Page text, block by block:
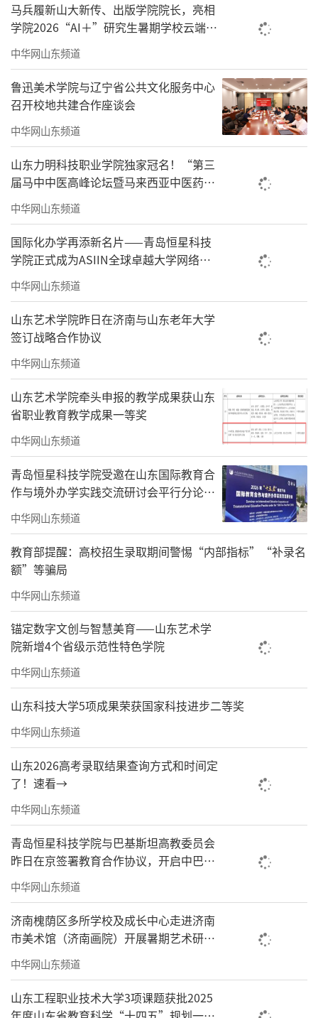
马兵履新山大新传、出版学院院长，亮相
学院2026“AI＋”研究生暑期学校云端开
班仪式
中华网山东频道
鲁迅美术学院与辽宁省公共文化服务中心
召开校地共建合作座谈会
中华网山东频道
山东力明科技职业学院独家冠名！“第三
届马中中医高峰论坛暨马来西亚中医药国
际大会”将于7月28日启幕
中华网山东频道
国际化办学再添新名片——青岛恒星科技
学院正式成为ASIIN全球卓越大学网络
（AGUNE）成员
中华网山东频道
山东艺术学院昨日在济南与山东老年大学
签订战略合作协议
中华网山东频道
山东艺术学院牵头申报的教学成果获山东
省职业教育教学成果一等奖
中华网山东频道
青岛恒星科技学院受邀在山东国际教育合
作与境外办学实践交流研讨会平行分论坛
上作典型案例分享
中华网山东频道
教育部提醒：高校招生录取期间警惕“内部指标”“补录名
额”等骗局
中华网山东频道
锚定数字文创与智慧美育——山东艺术学
院新增4个省级示范性特色学院
中华网山东频道
山东科技大学5项成果荣获国家科技进步二等奖
中华网山东频道
山东2026高考录取结果查询方式和时间定
了！速看→
中华网山东频道
青岛恒星科技学院与巴基斯坦高教委员会
昨日在京签署教育合作协议，开启中巴产
教融合新篇章
中华网山东频道
济南槐荫区多所学校及成长中心走进济南
市美术馆（济南画院）开展暑期艺术研学
活动
中华网山东频道
山东工程职业技术大学3项课题获批2025